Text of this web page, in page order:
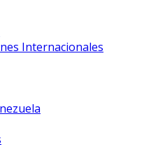
Internacionales